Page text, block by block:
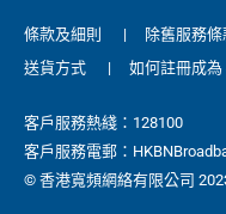
條款及細則 | 除舊服務條
送貨方式
| 如何註冊成為
客戶服務熱綫：128100
客戶服務電郵：
© 香港寬頻網絡有限公司